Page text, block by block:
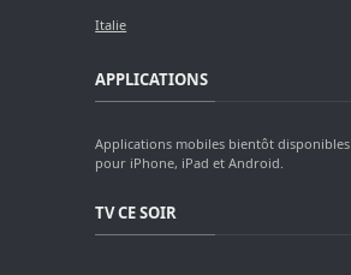
Italie
APPLICATIONS
Applications mobiles bientôt disponibles
pour iPhone, iPad et Android.
TV CE SOIR